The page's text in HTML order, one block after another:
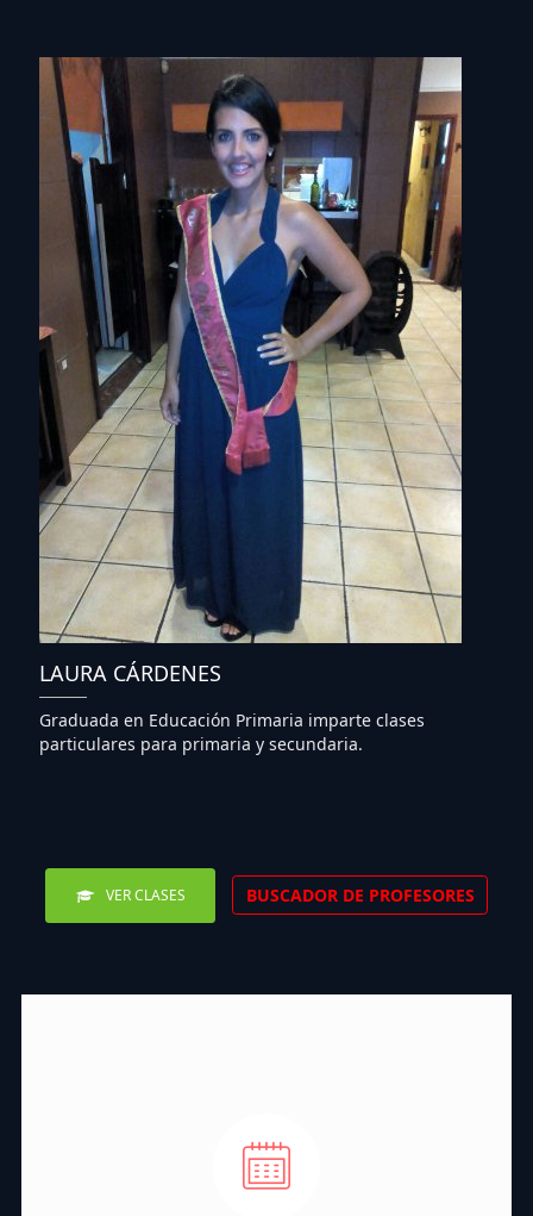
LAURA CÁRDENES
Graduada en Educación Primaria imparte clases
particulares para primaria y secundaria.
VER CLASES BUSCADOR DE PROFESORES